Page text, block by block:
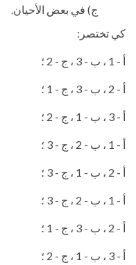
ج) في بعض الأحيان.
كي تختصر:
أ - 1 ، ب - 3 ، ج - 2 ؛
أ - 2 ، ب - 3 ، ج - 1 ؛
أ - 3 ، ب - 1 ، ج - 2 ؛
أ - 1 ، ب - 2 ، ج - 3 ؛
أ - 2 ، ب - 1 ، ج - 3 ؛
أ - 1 ، ب - 2 ، ج - 3 ؛
أ - 2 ، ب - 3 ، ج - 1 ؛
أ - 3 ، ب - 1 ، ج - 2 ؛